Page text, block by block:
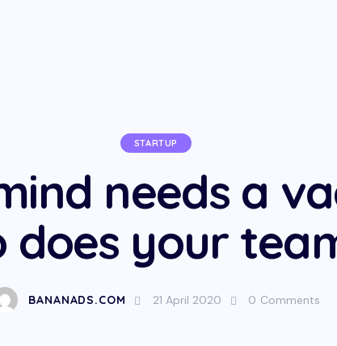
STARTUP
needs a
does your
BANANADS.COM 21 April 2020 0 Comments